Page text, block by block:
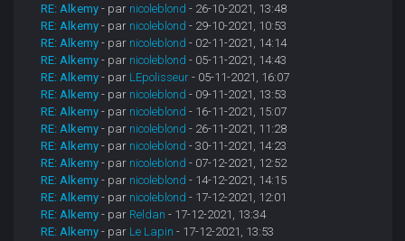
RE: Alkemy - par nicoleblond - 26-10-2021, 13:48
RE: Alkemy - par nicoleblond - 29-10-2021, 10:53
RE: Alkemy - par nicoleblond - 02-11-2021, 14:14
RE: Alkemy - par nicoleblond - 05-11-2021, 14:43
RE: Alkemy - par LEpolisseur - 05-11-2021, 16:07
RE: Alkemy - par nicoleblond - 09-11-2021, 13:53
RE: Alkemy - par nicoleblond - 16-11-2021, 15:07
RE: Alkemy - par nicoleblond - 26-11-2021, 11:28
RE: Alkemy - par nicoleblond - 30-11-2021, 14:23
RE: Alkemy - par nicoleblond - 07-12-2021, 12:52
RE: Alkemy - par nicoleblond - 14-12-2021, 14:15
RE: Alkemy - par nicoleblond - 17-12-2021, 12:01
RE: Alkemy - par Reldan - 17-12-2021, 13:34
RE: Alkemy - par Le Lapin - 17-12-2021, 13:53